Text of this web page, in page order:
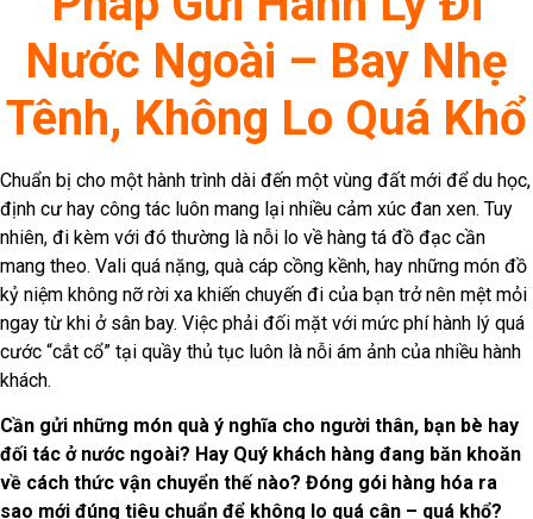
Nước Ngoài – Bay Nhẹ
Tênh, Không Lo Quá Khổ
Chuẩn bị cho một hành trình dài đến một vùng đất mới để du học,
định cư hay công tác luôn mang lại nhiều cảm xúc đan xen. Tuy
nhiên, đi kèm với đó thường là nỗi lo về hàng tá đồ đạc cần
mang theo. Vali quá nặng, quà cáp cồng kềnh, hay những món đồ
kỷ niệm không nỡ rời xa khiến chuyến đi của bạn trở nên mệt mỏi
ngay từ khi ở sân bay. Việc phải đối mặt với mức phí hành lý quá
cước “cắt cổ” tại quầy thủ tục luôn là nỗi ám ảnh của nhiều hành
khách.
Cần gửi những món quà ý nghĩa cho người thân, bạn bè hay
đối tác ở nước ngoài? Hay Quý khách hàng đang băn khoăn
về cách thức vận chuyển thế nào? Đóng gói hàng hóa ra
sao mới đúng tiêu chuẩn để không lo quá cân – quá khổ?